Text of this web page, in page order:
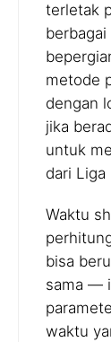
terletak
metode
dengan
jika
untuk
dari Liga
Waktu
bisa
sama —
waktu